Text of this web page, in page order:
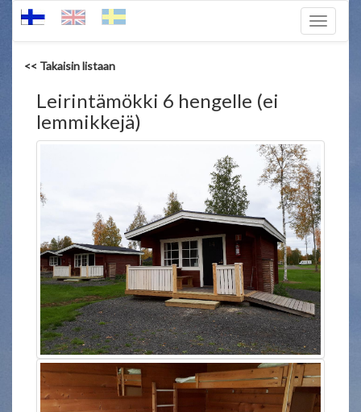
Toggle
<< Takaisin listaan
Leirintämökki 6 hengelle (ei
lemmikkejä)